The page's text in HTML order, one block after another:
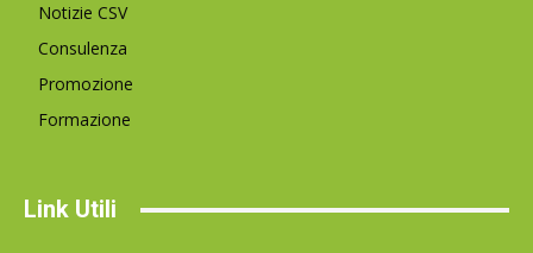
Notizie CSV
Consulenza
Promozione
Formazione
Link Utili